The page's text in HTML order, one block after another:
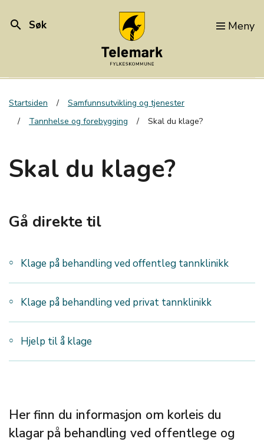
search Søk Meny
Startsiden
Samfunnsutvikling og tjenester
Tannhelse og forebygging
Skal du klage?
Skal du klage?
Gå direkte til
Klage på behandling ved offentleg tannklinikk
Klage på behandling ved privat tannklinikk
Hjelp til å klage
Her finn du informasjon om korleis du
klagar på behandling ved offentlege og